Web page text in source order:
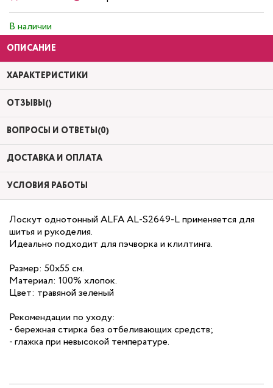
В наличии
ОПИСАНИЕ
ХАРАКТЕРИСТИКИ
ОТЗЫВЫ()
ВОПРОСЫ И ОТВЕТЫ(0)
ДОСТАВКА И ОПЛАТА
УСЛОВИЯ РАБОТЫ
Лоскут однотонный ALFA AL-S2649-L применяется для
шитья и рукоделия.
Идеально подходит для пэчворка и клилтинга.
Размер: 50х55 см.
Материал: 100% хлопок.
Цвет: травяной зеленый
Рекомендации по уходу:
- бережная стирка без отбеливающих средств;
- глажка при невысокой температуре.